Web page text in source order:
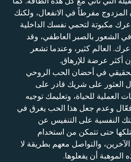
مفرطاً في الانفعال، ولكنك
مكبوتة لتحمي نفسك الداخلية
الشعور بالصبر العاطفي، وقد
العالم كثير، وعندما تشعر
أكثر عرضة للإرهاق.
في أحضان الحب الروحي
العثور على شريك قادر على
العملية للحياة، وتعليمك توجيه
وعدم جعل هذا الحب يغرق في
النفسية على التنفيس عن
حتى تتمكن من استخدام
والتواصل معهم بطريقة لا
أن يفعلوها.